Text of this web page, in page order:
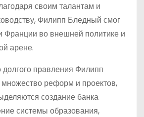
своим талантам и
Филипп Бледный смог
Франции во внешней политике и
арене.
долгого правления Филипп
реформ и проектов,
создание банка
системы образования,